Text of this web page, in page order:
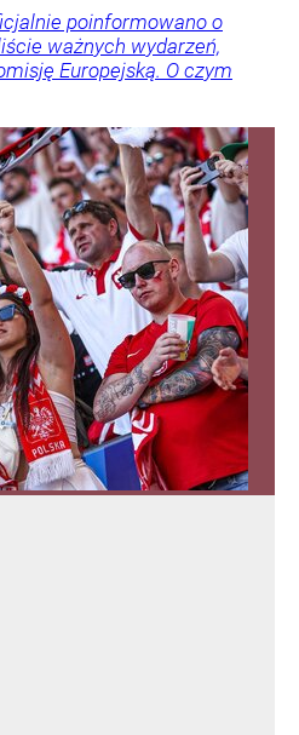
poinformowano o
ważnych wydarzeń,
Europejską. O czym